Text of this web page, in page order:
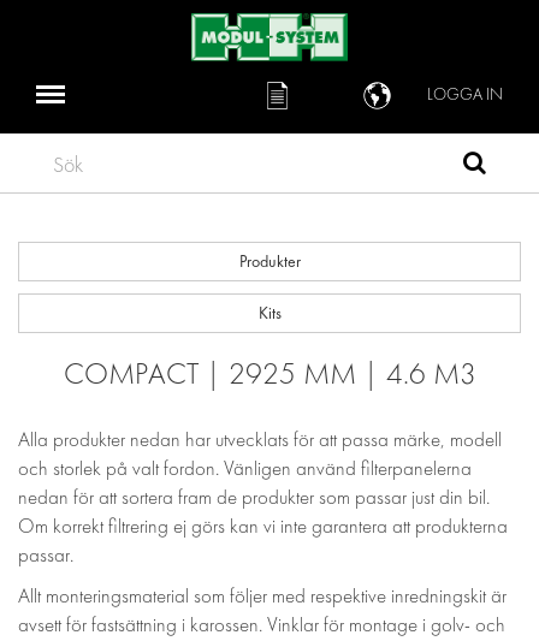
LOGGA IN
Sök
Produkter
Kits
COMPACT | 2925 MM | 4.6 M3
Alla produkter nedan har utvecklats för att passa märke, modell
och storlek på valt fordon. Vänligen använd filterpanelerna
nedan för att sortera fram de produkter som passar just din bil.
Om korrekt filtrering ej görs kan vi inte garantera att produkterna
passar.
Allt monteringsmaterial som följer med respektive inredningskit är
avsett för fastsättning i karossen. Vinklar för montage i golv- och